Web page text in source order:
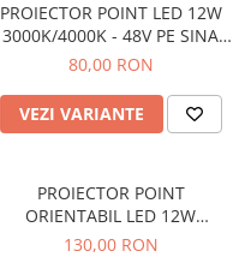
PROIECTOR POINT LED 12W
3000K/4000K - 48V PE SINA
MAGNETICA S22/R22
80,00 RON
VEZI VARIANTE
PROIECTOR POINT
ORIENTABIL LED 12W
3000K/4000K - 48V PE SINA
130,00 RON